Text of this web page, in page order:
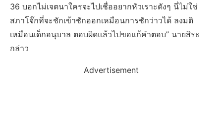
36 บอกไม่เจตนาใครจะไปเชื่ออยากหัวเราะดังๆ นี่ไม่ใช่
สภาโจ๊กที่จะชักเข้าชักออกเหมือนการชักว่าวได้ ลงมติ
เหมือนเด็กอนุบาล ตอบผิดแล้วไปขอแก้คำตอบ” นายสิระ
กล่าว
Advertisement